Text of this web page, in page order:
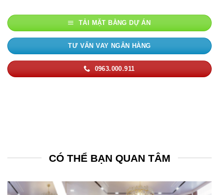
TẢI MẶT BẰNG DỰ ÁN
TƯ VẤN VAY NGÂN HÀNG
0963.000.911
CÓ THỂ BẠN QUAN TÂM